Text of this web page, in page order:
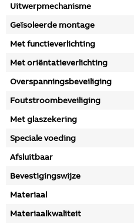
Uitwerpmechanisme
Geïsoleerde montage
Met functieverlichting
Met oriëntatieverlichting
Overspanningsbeveiliging
Foutstroombeveiliging
Met glaszekering
Speciale voeding
Afsluitbaar
Bevestigingswijze
Materiaal
Materiaalkwaliteit